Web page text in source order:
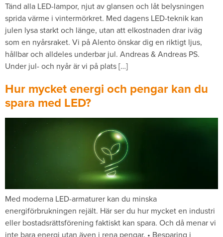
Tänd alla LED-lampor, njut av glansen och låt belysningen
sprida värme i vintermörkret. Med dagens LED-teknik kan
julen lysa starkt och länge, utan att elkostnaden drar iväg
som en nyårsraket. Vi på Alento önskar dig en riktigt ljus,
hållbar och alldeles underbar jul. Andreas & Andreas PS.
Under jul- och nyår är vi på plats […]
Hur mycket energi och pengar kan du
spara med LED?
Med moderna LED-armaturer kan du minska
energiförbrukningen rejält. Här ser du hur mycket en industri
eller bostadsrättsförening faktiskt kan spara. Och då menar vi
inte bara energi utan även i rena pengar. • Besparing i